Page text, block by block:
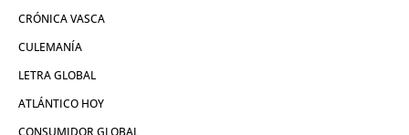
CRÓNICA VASCA
CULEMANÍA
LETRA GLOBAL
ATLÁNTICO HOY
CONSUMIDOR GLOBAL